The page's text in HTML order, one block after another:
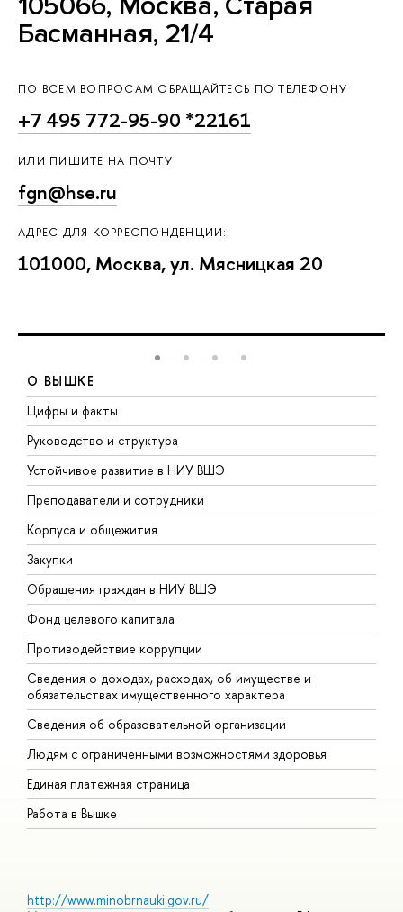
Басманная, 21/4
ПО ВСЕМ ВОПРОСАМ ОБРАЩАЙТЕСЬ ПО ТЕЛЕФОНУ
+7 495 772-95-90 *22161
ИЛИ ПИШИТЕ НА ПОЧТУ
fgn@hse.ru
АДРЕС ДЛЯ КОРРЕСПОНДЕНЦИИ:
101000, Москва, ул. Мясницкая 20
О ВЫШКЕ
Цифры и факты
Руководство и структура
Устойчивое развитие в НИУ ВШЭ
Преподаватели и сотрудники
Корпуса и общежития
Закупки
Обращения граждан в НИУ ВШЭ
Фонд целевого капитала
Противодействие коррупции
Сведения о доходах, расходах, об имуществе и
обязательствах имущественного характера
Сведения об образовательной организации
Людям с ограниченными возможностями здоровья
Единая платежная страница
Работа в Вышке
http://www.minobrnauki.gov.ru/